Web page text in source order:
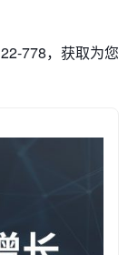
778，获取为您